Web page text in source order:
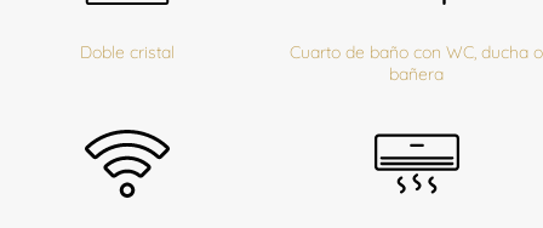
Doble cristal
Cuarto de baño con WC, ducha o
bañera